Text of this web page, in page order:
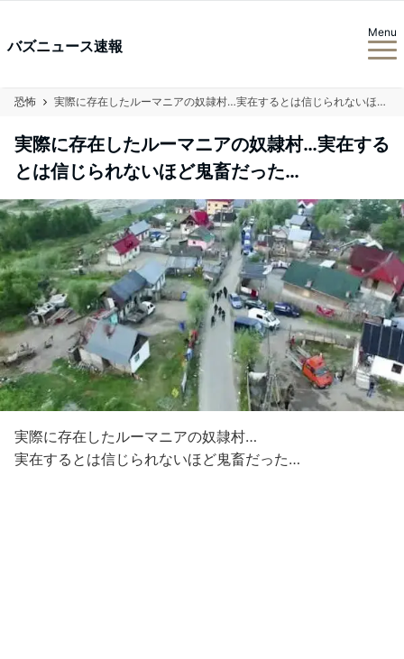
バズニュース速報
Menu
恐怖 実際に存在したルーマニアの奴隷村…実在するとは信じられないほど鬼畜だった…
実際に存在したルーマニアの奴隷村…実在する
とは信じられないほど鬼畜だった…
実際に存在したルーマニアの奴隷村…
実在するとは信じられないほど鬼畜だった…